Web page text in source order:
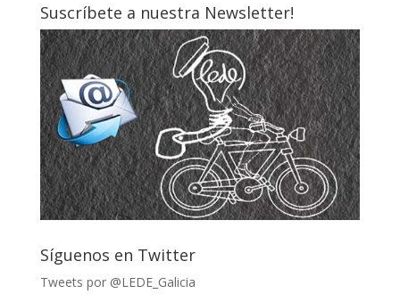
Suscríbete a nuestra Newsletter!
Síguenos en Twitter
Tweets por @LEDE_Galicia